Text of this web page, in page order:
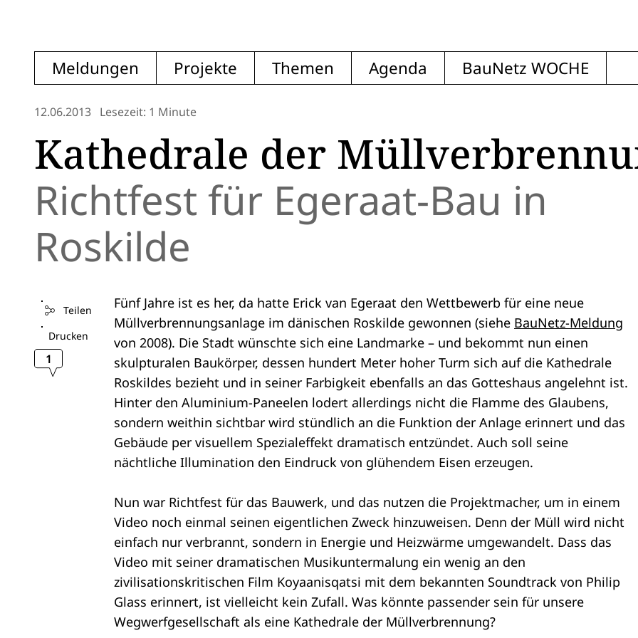
Meldungen Projekte Themen Agenda BauNetz WOCHE
12.06.2013 Lesezeit: 1 Minute
Kathedrale der
Richtfest für Egeraat-Bau in
Roskilde
Teilen
Drucken
1
Fünf Jahre ist es her, da hatte Erick van Egeraat den Wettbewerb für eine neue
Müllverbrennungsanlage im dänischen Roskilde gewonnen (siehe BauNetz-Meldung
von 2008). Die Stadt wünschte sich eine Landmarke – und bekommt nun einen
skulpturalen Baukörper, dessen hundert Meter hoher Turm sich auf die Kathedrale
Roskildes bezieht und in seiner Farbigkeit ebenfalls an das Gotteshaus angelehnt ist.
Hinter den Aluminium-Paneelen lodert allerdings nicht die Flamme des Glaubens,
sondern weithin sichtbar wird stündlich an die Funktion der Anlage erinnert und das
Gebäude per visuellem Spezialeffekt dramatisch entzündet. Auch soll seine
nächtliche Illumination den Eindruck von glühendem Eisen erzeugen.
Nun war Richtfest für das Bauwerk, und das nutzen die Projektmacher, um in einem
Video noch einmal seinen eigentlichen Zweck hinzuweisen. Denn der Müll wird nicht
einfach nur verbrannt, sondern in Energie und Heizwärme umgewandelt. Dass das
Video mit seiner dramatischen Musikuntermalung ein wenig an den
zivilisationskritischen Film Koyaanisqatsi mit dem bekannten Soundtrack von Philip
Glass erinnert, ist vielleicht kein Zufall. Was könnte passender sein für unsere
Wegwerfgesellschaft als eine Kathedrale der Müllverbrennung?